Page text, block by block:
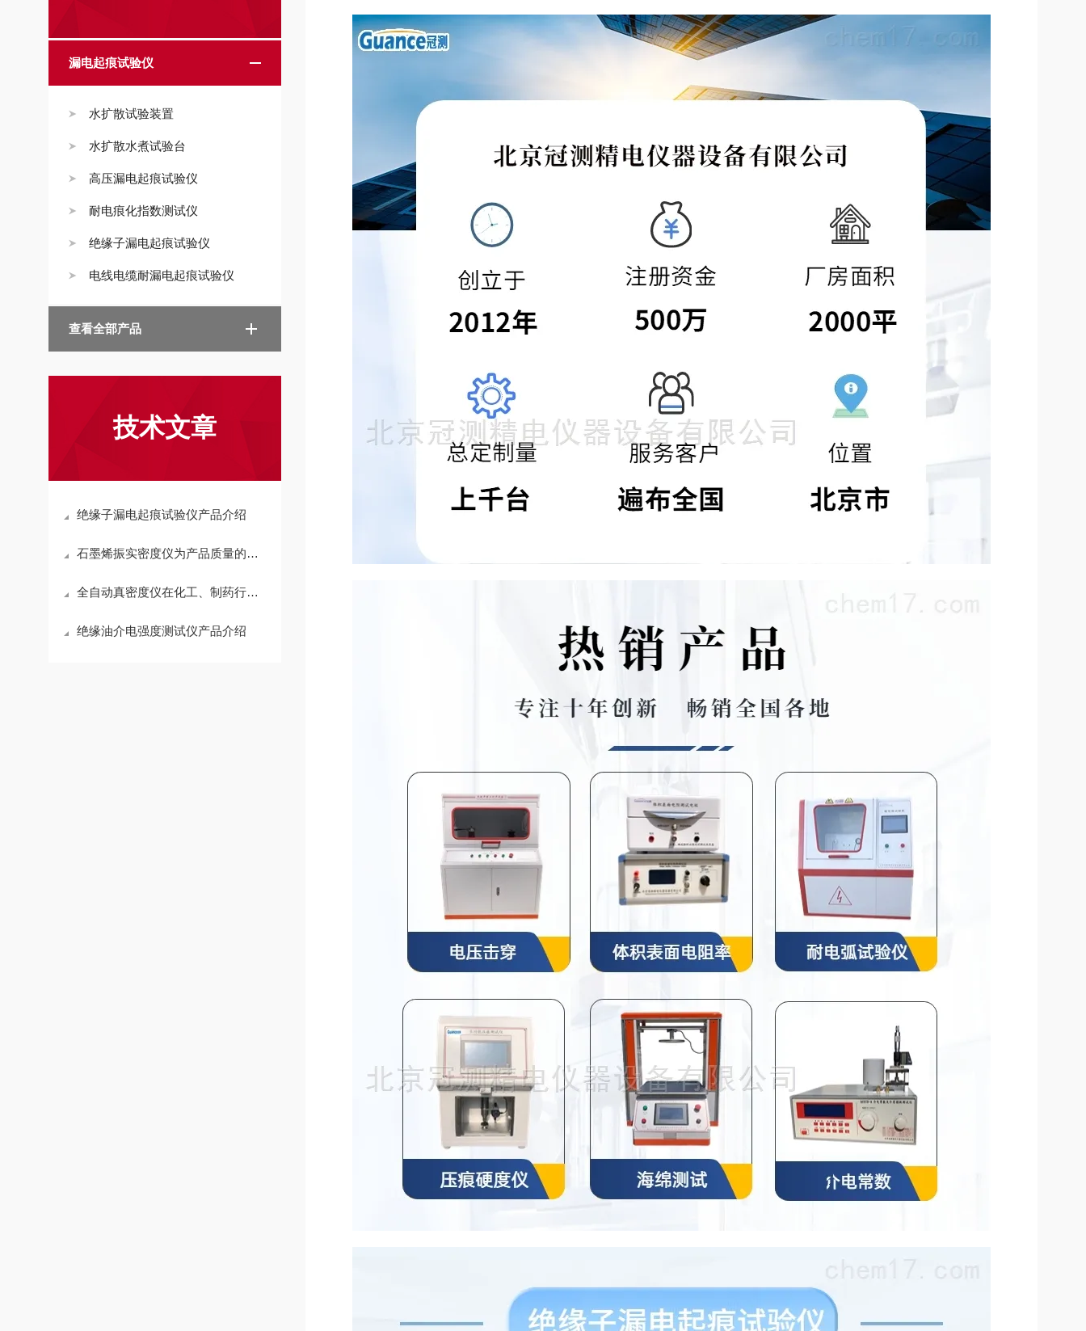
漏电起痕试验仪
水扩散试验装置
水扩散水煮试验台
高压漏电起痕试验仪
耐电痕化指数测试仪
绝缘子漏电起痕试验仪
电线电缆耐漏电起痕试验仪
查看全部产品
技术文章
绝缘子漏电起痕试验仪产品介绍
石墨烯振实密度仪为产品质量的控制提供支持
全自动真密度仪在化工、制药行业的广泛应用
绝缘油介电强度测试仪产品介绍